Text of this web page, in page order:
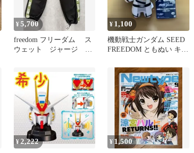
¥5,700
freedom フリーダム ス
ウェット ジャージ ジ
¥ 1,100
機動戦士ガンダム SEED
FREEDOM ともぬい キラ
¥2,222 ¥ 1,500